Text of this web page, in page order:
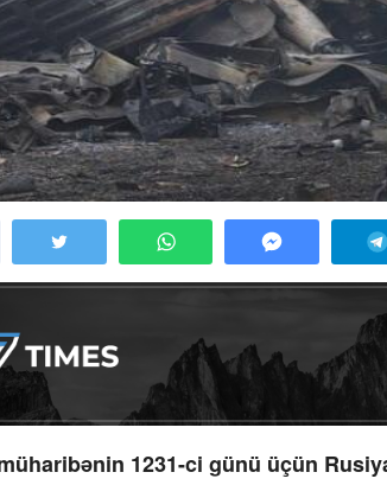
1231-ci günü üçün